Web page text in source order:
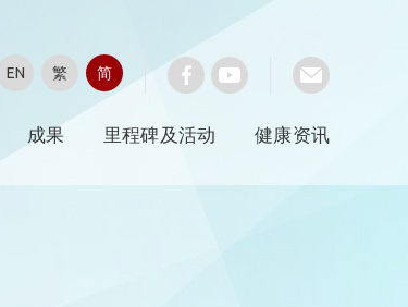
EN 繁 简
成果 里程碑及活动 健康资讯